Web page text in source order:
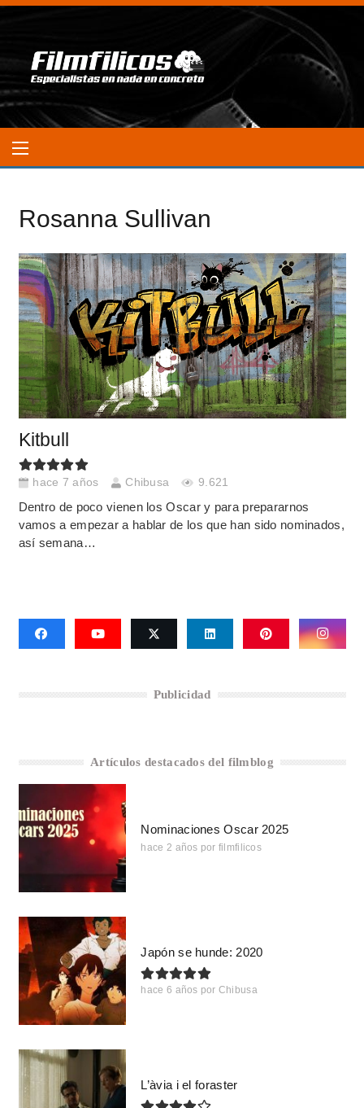
Rosanna Sullivan
Kitbull
hace 7 años Chibusa 9.621
Dentro de poco vienen los Oscar y para prepararnos
vamos a empezar a hablar de los que han sido nominados,
así semana…
Publicidad
Artículos destacados del filmblog
Nominaciones Oscar 2025
hace 2 años por filmfilicos
Japón se hunde: 2020
hace 6 años por Chibusa
L’àvia i el foraster